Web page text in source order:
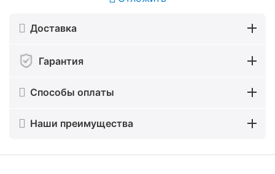
Доставка
Гарантия
Способы оплаты
Наши преимущества